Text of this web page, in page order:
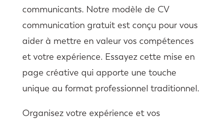
communicants. Notre modèle de CV
communication gratuit est conçu pour vous
aider à mettre en valeur vos compétences
et votre expérience. Essayez cette mise en
page créative qui apporte une touche
unique au format professionnel traditionnel.
Organisez votre expérience et vos